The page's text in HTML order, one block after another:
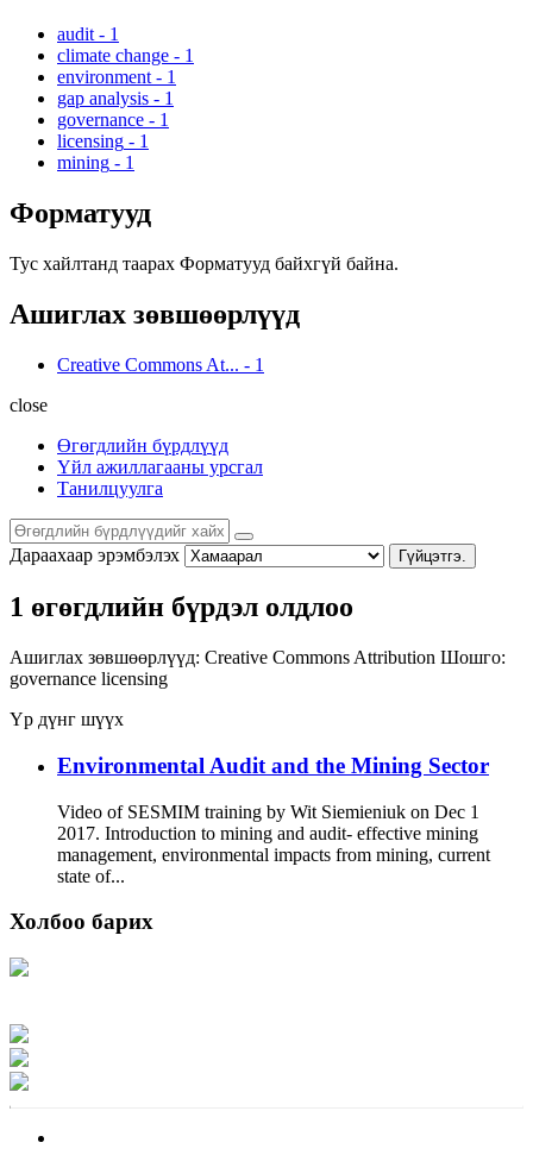
audit - 1
climate change - 1
environment - 1
gap analysis - 1
governance - 1
licensing - 1
mining - 1
Форматууд
Тус хайлтанд таарах Форматууд байхгүй байна.
Ашиглах зөвшөөрлүүд
Creative Commons At... - 1
close
Өгөгдлийн бүрдлүүд
Үйл ажиллагааны урсгал
Танилцуулга
Дараахаар эрэмбэлэх Гүйцэтгэ.
1 өгөгдлийн бүрдэл олдлоо
Ашиглах зөвшөөрлүүд: Creative Commons Attribution Шошго:
governance licensing
Үр дүнг шүүх
Environmental Audit and the Mining Sector
Video of SESMIM training by Wit Siemieniuk on Dec 1
2017. Introduction to mining and audit- effective mining
management, environmental impacts from mining, current
state of...
Холбоо барих